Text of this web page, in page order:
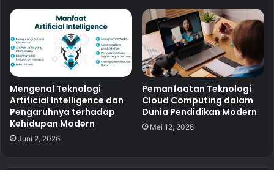
Mengenal Teknologi
Artificial Intelligence dan
Pengaruhnya terhadap
Kehidupan Modern
Juni 2, 2026
Pemanfaatan Teknologi
Cloud Computing dalam
Dunia Pendidikan Modern
Mei 12, 2026